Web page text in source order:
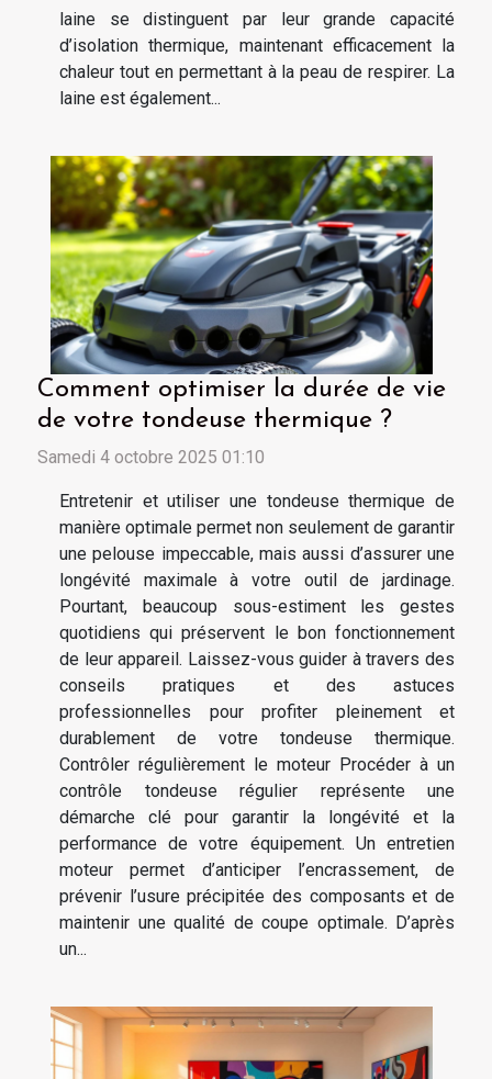
laine se distinguent par leur grande capacité
d’isolation thermique, maintenant efficacement la
chaleur tout en permettant à la peau de respirer. La
laine est également...
Comment optimiser la durée de vie
de votre tondeuse thermique ?
Samedi 4 octobre 2025 01:10
Entretenir et utiliser une tondeuse thermique de
manière optimale permet non seulement de garantir
une pelouse impeccable, mais aussi d’assurer une
longévité maximale à votre outil de jardinage.
Pourtant, beaucoup sous-estiment les gestes
quotidiens qui préservent le bon fonctionnement
de leur appareil. Laissez-vous guider à travers des
conseils pratiques et des astuces
professionnelles pour profiter pleinement et
durablement de votre tondeuse thermique.
Contrôler régulièrement le moteur Procéder à un
contrôle tondeuse régulier représente une
démarche clé pour garantir la longévité et la
performance de votre équipement. Un entretien
moteur permet d’anticiper l’encrassement, de
prévenir l’usure précipitée des composants et de
maintenir une qualité de coupe optimale. D’après
un...